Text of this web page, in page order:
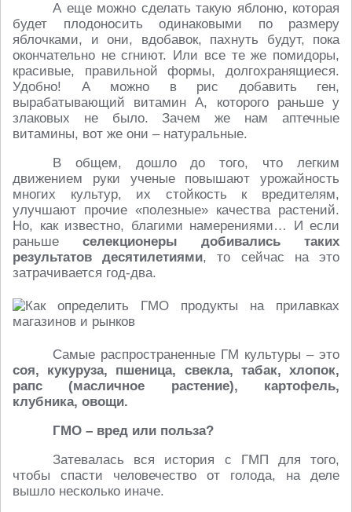
А еще можно сделать такую яблоню, которая
будет плодоносить одинаковыми по размеру
яблочками, и они, вдобавок, пахнуть будут, пока
окончательно не сгниют. Или все те же помидоры,
красивые, правильной формы, долгохранящиеся.
Удобно! А можно в рис добавить ген,
вырабатывающий витамин А, которого раньше у
злаковых не было. Зачем же нам аптечные
витамины, вот же они – натуральные.
В общем, дошло до того, что легким
движением руки ученые повышают урожайность
многих культур, их стойкость к вредителям,
улучшают прочие «полезные» качества растений.
Но, как известно, благими намерениями… И если
раньше селекционеры добивались таких
результатов десятилетиями, то сейчас на это
затрачивается год-два.
Самые распространенные ГМ культуры – это
соя, кукуруза, пшеница, свекла, табак, хлопок,
рапс (масличное растение), картофель,
клубника, овощи.
ГМО – вред или польза?
Затевалась вся история с ГМП для того,
чтобы спасти человечество от голода, на деле
вышло несколько иначе.